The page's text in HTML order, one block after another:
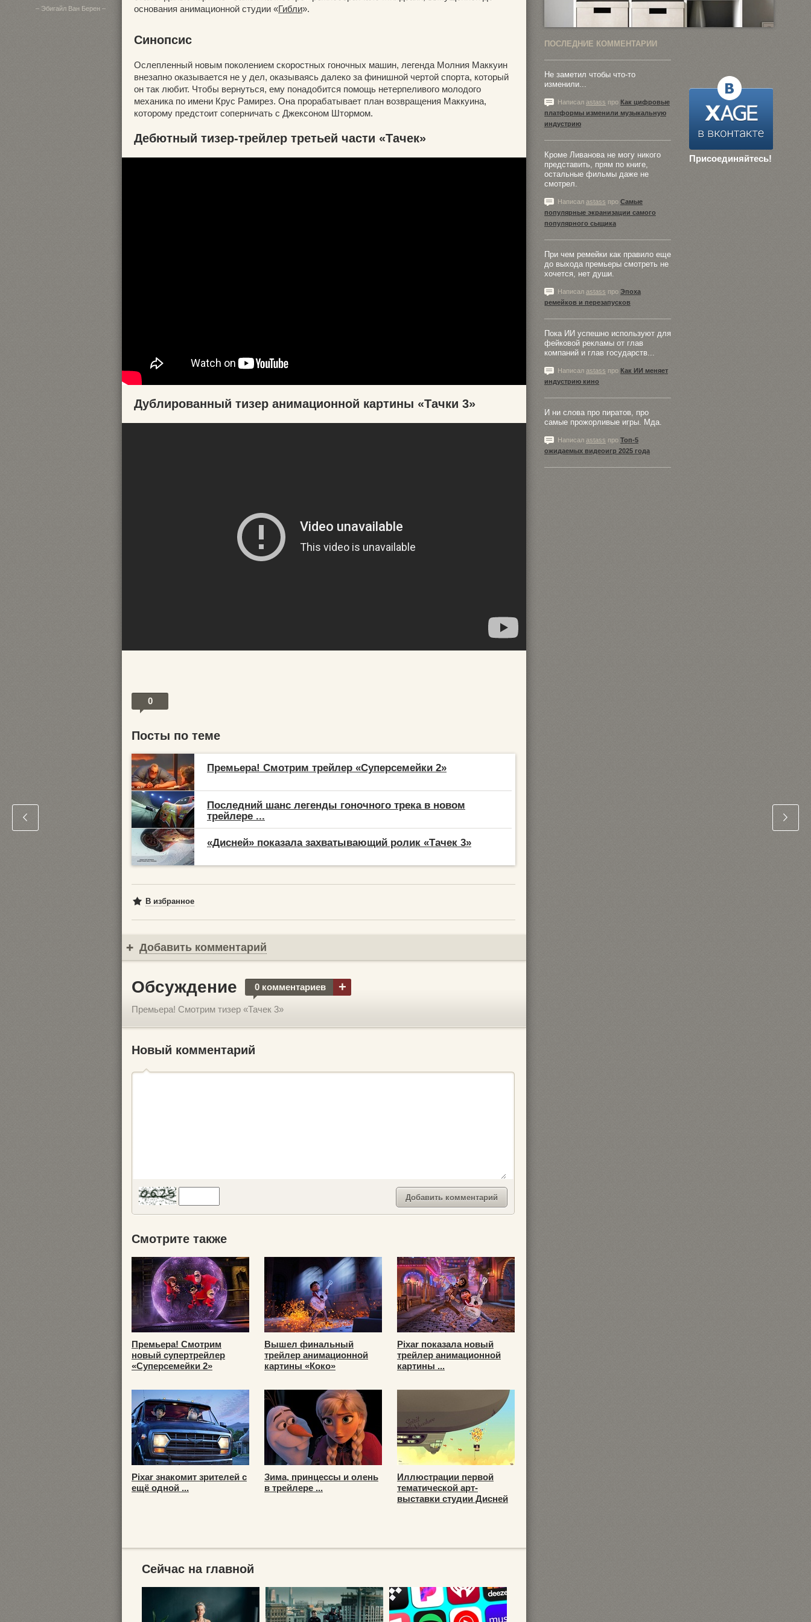
– Эбигайл Ван Берен –
основания анимационной студии «Гибли».
Синопсис
Ослепленный новым поколением скоростных гоночных машин, легенда Молния Маккуин
внезапно оказывается не у дел, оказываясь далеко за финишной чертой спорта, который
он так любит. Чтобы вернуться, ему понадобится помощь нетерпеливого молодого
механика по имени Крус Рамирез. Она прорабатывает план возвращения Маккуина,
которому предстоит соперничать с Джексоном Штормом.
Дебютный тизер-трейлер третьей части «Тачек»
Дублированный тизер анимационной картины «Тачки 3»
0
Посты по теме
Премьера! Смотрим трейлер «Суперсемейки 2»
Последний шанс легенды гоночного трека в новом
трейлере ...
«Дисней» показала захватывающий ролик «Тачек 3»
В избранное
Добавить комментарий
Обсуждение 0 комментариев +
Премьера! Смотрим тизер «Тачек 3»
Новый комментарий
Смотрите также
Премьера! Смотрим
новый супертрейлер
«Суперсемейки 2»
Вышел финальный
трейлер анимационной
картины «Коко»
Pixar показала новый
трейлер анимационной
картины ...
Pixar знакомит зрителей с
ещё одной ...
Зима, принцессы и олень
в трейлере ...
Иллюстрации первой
тематической арт-
выставки студии Дисней
Сейчас на главной
ПОСЛЕДНИЕ КОММЕНТАРИИ
Присоединяйтесь!
Не заметил чтобы что-то
изменили...
Написал astass про Как цифровые
платформы изменили музыкальную
индустрию
Кроме Ливанова не могу никого
представить, прям по книге,
остальные фильмы даже не
смотрел.
Написал astass про Самые
популярные экранизации самого
популярного сыщика
При чем ремейки как правило еще
до выхода премьеры смотреть не
хочется, нет души.
Написал astass про Эпоха
ремейков и перезапусков
Пока ИИ успешно используют для
фейковой рекламы от глав
компаний и глав государств...
Написал astass про Как ИИ меняет
индустрию кино
И ни слова про пиратов, про
самые прожорливые игры. Мда.
Написал astass про Топ-5
ожидаемых видеоигр 2025 года